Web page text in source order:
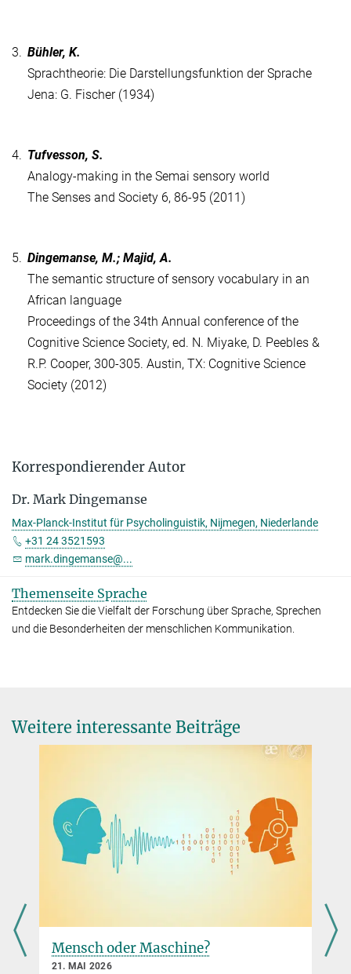
3. Bühler, K.
Sprachtheorie: Die Darstellungsfunktion der Sprache
Jena: G. Fischer (1934)
4. Tufvesson, S.
Analogy-making in the Semai sensory world
The Senses and Society 6, 86-95 (2011)
5. Dingemanse, M.; Majid, A.
The semantic structure of sensory vocabulary in an
African language
Proceedings of the 34th Annual conference of the
Cognitive Science Society, ed. N. Miyake, D. Peebles &
R.P. Cooper, 300-305. Austin, TX: Cognitive Science
Society (2012)
Korrespondierender Autor
Dr. Mark Dingemanse
Max-Planck-Institut für Psycholinguistik, Nijmegen, Niederlande
+31 24 3521593
mark.dingemanse@...
Themenseite Sprache
Entdecken Sie die Vielfalt der Forschung über Sprache, Sprechen
und die Besonderheiten der menschlichen Kommunikation.
Weitere interessante Beiträge
Sprachen besitzen konstante Muster
17. NOVEMBER 2025